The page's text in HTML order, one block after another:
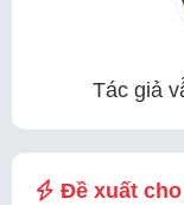
Tác giả
Đề xuất